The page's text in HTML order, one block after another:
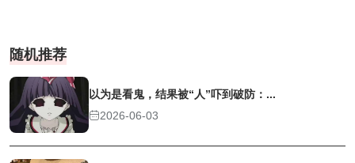
随机推荐
以为是看鬼，结果被“人”吓到破防：...
2026-06-03